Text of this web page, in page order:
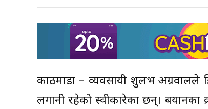
काठमाडौं – व्यवसायी शुलभ अग्रवालले
लगानी रहेको स्वीकारेका छन्। बयानका